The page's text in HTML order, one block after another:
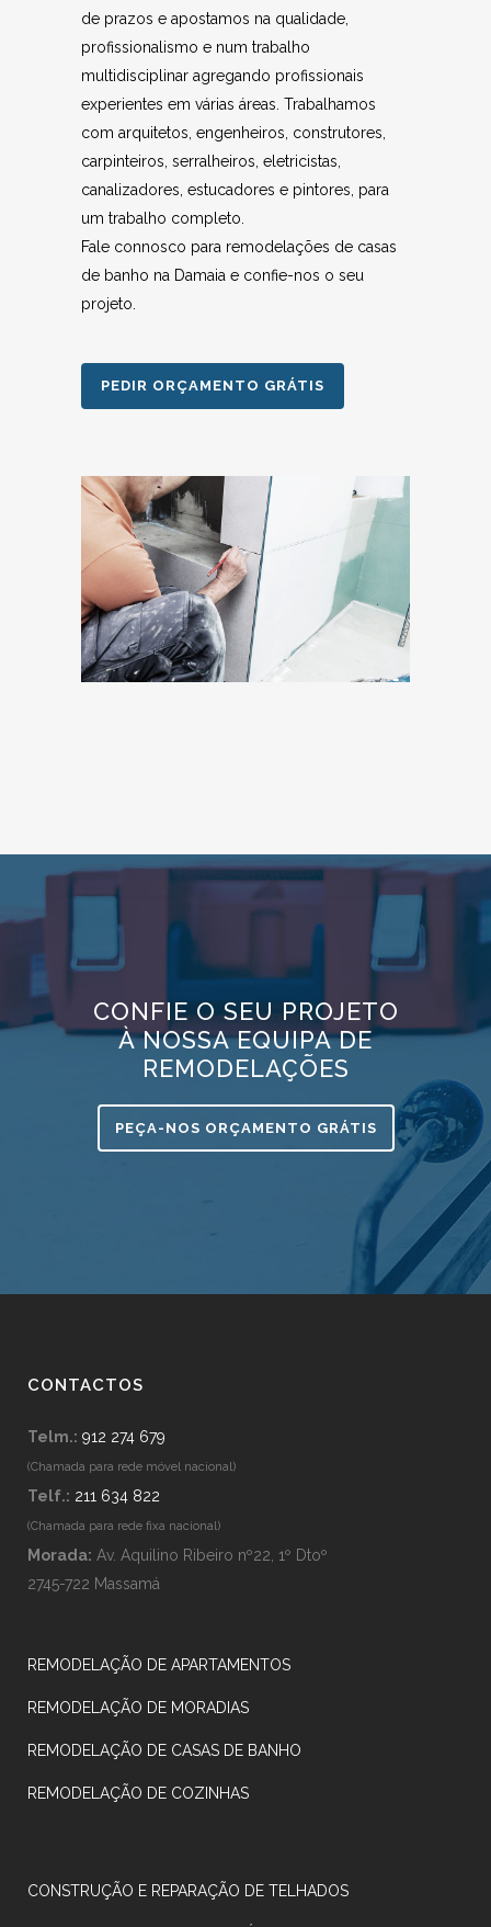
de prazos e apostamos na qualidade,
profissionalismo e num trabalho
multidisciplinar agregando profissionais
experientes em várias áreas. Trabalhamos
com arquitetos, engenheiros, construtores,
carpinteiros, serralheiros, eletricistas,
canalizadores, estucadores e pintores, para
um trabalho completo.
Fale connosco para remodelações de casas
de banho na Damaia e confie-nos o seu
projeto.
PEDIR ORÇAMENTO GRÁTIS
CONFIE O SEU PROJETO
À NOSSA EQUIPA DE
REMODELAÇÕES
PEÇA-NOS ORÇAMENTO GRÁTIS
CONTACTOS
Telm.: 912 274 679
(Chamada para rede móvel nacional)
Telf.: 211 634 822
(Chamada para rede fixa nacional)
Morada: Av. Aquilino Ribeiro nº22, 1º Dtoº
2745-722 Massamá
REMODELAÇÃO DE APARTAMENTOS
REMODELAÇÃO DE MORADIAS
REMODELAÇÃO DE CASAS DE BANHO
REMODELAÇÃO DE COZINHAS
CONSTRUÇÃO E REPARAÇÃO DE TELHADOS